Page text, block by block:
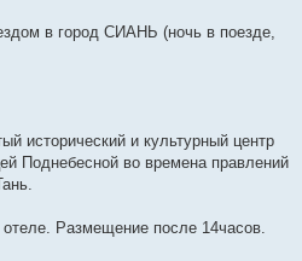
в город СИАНЬ (ночь в поезде,
исторический и культурный центр
Поднебесной во времена правлений
отеле. Размещение после 14часов.